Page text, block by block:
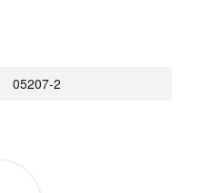
05207-2